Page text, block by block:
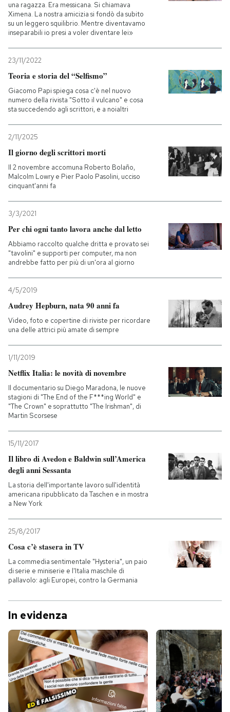
una ragazza. Era messicana. Si chiamava
Ximena. La nostra amicizia si fondò da subito
su un leggero squilibrio. Mentre diventavamo
inseparabili io presi a voler diventare lei»
23/11/2022
Teoria e storia del “Selfismo”
Giacomo Papi spiega cosa c'è nel nuovo
numero della rivista "Sotto il vulcano" e cosa
sta succedendo agli scrittori, e a noialtri
2/11/2025
Il giorno degli scrittori morti
Il 2 novembre accomuna Roberto Bolaño,
Malcolm Lowry e Pier Paolo Pasolini, ucciso
cinquant'anni fa
3/3/2021
Per chi ogni tanto lavora anche dal letto
Abbiamo raccolto qualche dritta e provato sei
"tavolini" e supporti per computer, ma non
andrebbe fatto per più di un'ora al giorno
4/5/2019
Audrey Hepburn, nata 90 anni fa
Video, foto e copertine di riviste per ricordare
una delle attrici più amate di sempre
1/11/2019
Netflix Italia: le novità di novembre
Il documentario su Diego Maradona, le nuove
stagioni di "The End of the F***ing World" e
"The Crown" e soprattutto "The Irishman", di
Martin Scorsese
15/11/2017
Il libro di Avedon e Baldwin sull’America
degli anni Sessanta
La storia dell'importante lavoro sull'identità
americana ripubblicato da Taschen e in mostra
a New York
25/8/2017
Cosa c’è stasera in TV
La commedia sentimentale "Hysteria", un paio
di serie e miniserie e l'Italia maschile di
pallavolo: agli Europei, contro la Germania
In evidenza